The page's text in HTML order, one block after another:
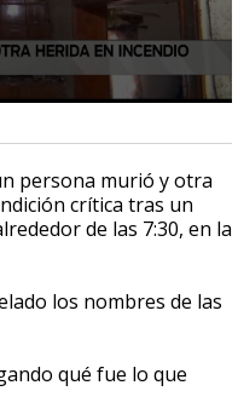
persona murió y otra
crítica tras un
de las 7:30, en la
los nombres de las
qué fue lo que